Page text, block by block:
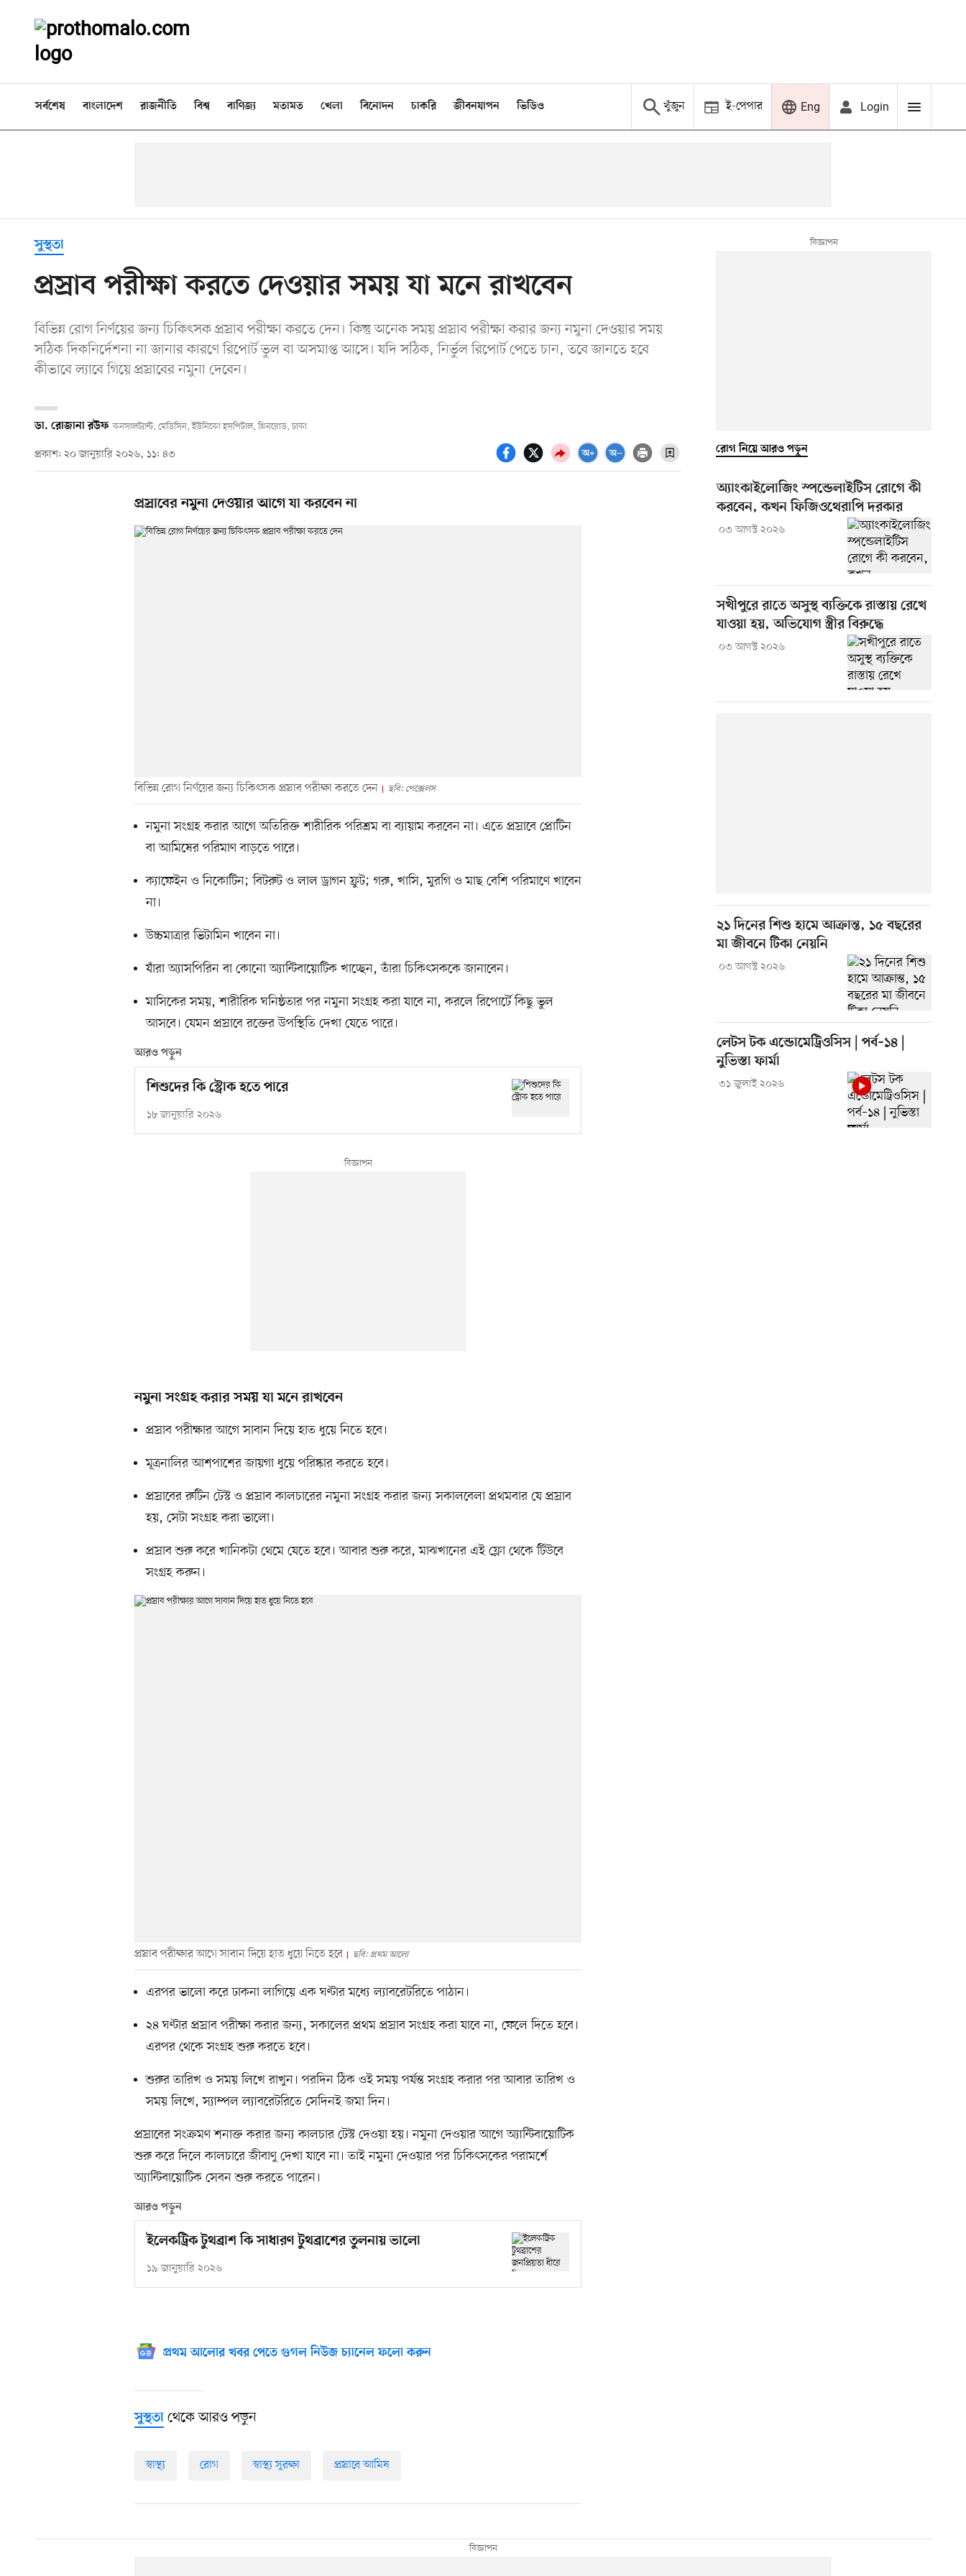
সর্বশেষ বাংলাদেশ রাজনীতি বিশ্ব বাণিজ্য মতামত খেলা বিনোদন চাকরি জীবনযাপন ভিডিও খুঁজুন ই-পেপার Eng Login
সুস্থতা
প্রস্রাব পরীক্ষা করতে দেওয়ার সময় যা মনে রাখবেন
বিভিন্ন রোগ নির্ণয়ের জন্য চিকিৎসক প্রস্রাব পরীক্ষা করতে দেন। কিন্তু অনেক সময় প্রস্রাব পরীক্ষা করার জন্য নমুনা দেওয়ার সময়
সঠিক দিকনির্দেশনা না জানার কারণে রিপোর্ট ভুল বা অসমাপ্ত আসে। যদি সঠিক, নির্ভুল রিপোর্ট পেতে চান, তবে জানতে হবে
কীভাবে ল্যাবে গিয়ে প্রস্রাবের নমুনা দেবেন।
ডা. রোজানা রউফ কনসালট্যান্ট, মেডিসিন, ইউনিকো হসপিটাল, গ্রিনরোড, ঢাকা
প্রকাশ: ২০ জানুয়ারি ২০২৬, ১১: ৪৩
প্রস্রাবের নমুনা দেওয়ার আগে যা করবেন না
বিভিন্ন রোগ নির্ণয়ের জন্য চিকিৎসক প্রস্রাব পরীক্ষা করতে দেন ছবি: পেক্সেলস
নমুনা সংগ্রহ করার আগে অতিরিক্ত শারীরিক পরিশ্রম বা ব্যায়াম করবেন না। এতে প্রস্রাবে প্রোটিন
বা আমিষের পরিমাণ বাড়তে পারে।
ক‍্যাফেইন ও নিকোটিন; বিটরুট ও লাল ড্রাগন ফ্রুট; গরু, খাসি, মুরগি ও মাছ বেশি পরিমাণে খাবেন
না।
উচ্চমাত্রার ভিটামিন খাবেন না।
যাঁরা অ্যাসপিরিন বা কোনো অ্যান্টিবায়োটিক খাচ্ছেন, তাঁরা চিকিৎসককে জানাবেন।
মাসিকের সময়, শারীরিক ঘনিষ্ঠতার পর নমুনা সংগ্রহ করা যাবে না, করলে রিপোর্টে কিছু ভুল
আসবে। যেমন প্রস্রাবে রক্তের উপস্থিতি দেখা যেতে পারে।
আরও পড়ুন
শিশুদের কি স্ট্রোক হতে পারে
১৮ জানুয়ারি ২০২৬
নমুনা সংগ্রহ করার সময় যা মনে রাখবেন
প্রস্রাব পরীক্ষার আগে সাবান দিয়ে হাত ধুয়ে নিতে হবে।
মূত্রনালির আশপাশের জায়গা ধুয়ে পরিষ্কার করতে হবে।
প্রস্রাবের রুটিন টেস্ট ও প্রস্রাব কালচারের নমুনা সংগ্রহ করার জন্য সকালবেলা প্রথমবার যে প্রস্রাব
হয়, সেটা সংগ্রহ করা ভালো।
প্রস্রাব শুরু করে খানিকটা থেমে যেতে হবে। আবার শুরু করে, মাঝখানের এই ফ্লো থেকে টিউবে
সংগ্রহ করুন।
প্রস্রাব পরীক্ষার আগে সাবান দিয়ে হাত ধুয়ে নিতে হবে ছবি: প্রথম আলো
এরপর ভালো করে ঢাকনা লাগিয়ে এক ঘণ্টার মধ্যে ল‍্যাবরেটরিতে পাঠান।
২৪ ঘণ্টার প্রস্রাব পরীক্ষা করার জন্য, সকালের প্রথম প্রস্রাব সংগ্রহ করা যাবে না, ফেলে দিতে হবে।
এরপর থেকে সংগ্রহ শুরু করতে হবে।
শুরুর তারিখ ও সময় লিখে রাখুন। পরদিন ঠিক ওই সময় পর্যন্ত সংগ্রহ করার পর আবার তারিখ ও
সময় লিখে, স‍্যাম্পল ল‍্যাবরেটরিতে সেদিনই জমা দিন।
প্রস্রাবের সংক্রমণ শনাক্ত করার জন্য কালচার টেস্ট দেওয়া হয়। নমুনা দেওয়ার আগে অ্যান্টিবায়োটিক
শুরু করে দিলে কালচারে জীবাণু দেখা যাবে না। তাই নমুনা দেওয়ার পর চিকিৎসকের পরামর্শে
অ্যান্টিবায়োটিক সেবন শুরু করতে পারেন।
আরও পড়ুন
ইলেকট্রিক টুথব্রাশ কি সাধারণ টুথব্রাশের তুলনায় ভালো
১৯ জানুয়ারি ২০২৬
প্রথম আলোর খবর পেতে গুগল নিউজ চ্যানেল ফলো করুন
সুস্থতা থেকে আরও পড়ুন
স্বাস্থ্য রোগ স্বাস্থ্য সুরক্ষা প্রস্রাবে আমিষ
রোগ নিয়ে আরও পড়ুন
অ্যাংকাইলোজিং স্পন্ডেলাইটিস রোগে কী
করবেন, কখন ফিজিওথেরাপি দরকার
০৩ আগস্ট ২০২৬
সখীপুরে রাতে অসুস্থ ব্যক্তিকে রাস্তায় রেখে
যাওয়া হয়, অভিযোগ স্ত্রীর বিরুদ্ধে
০৩ আগস্ট ২০২৬
২১ দিনের শিশু হামে আক্রান্ত, ১৫ বছরের
মা জীবনে টিকা নেয়নি
০৩ আগস্ট ২০২৬
লেটস টক এন্ডোমেট্রিওসিস | পর্ব–১৪ |
নুভিস্তা ফার্মা
৩১ জুলাই ২০২৬